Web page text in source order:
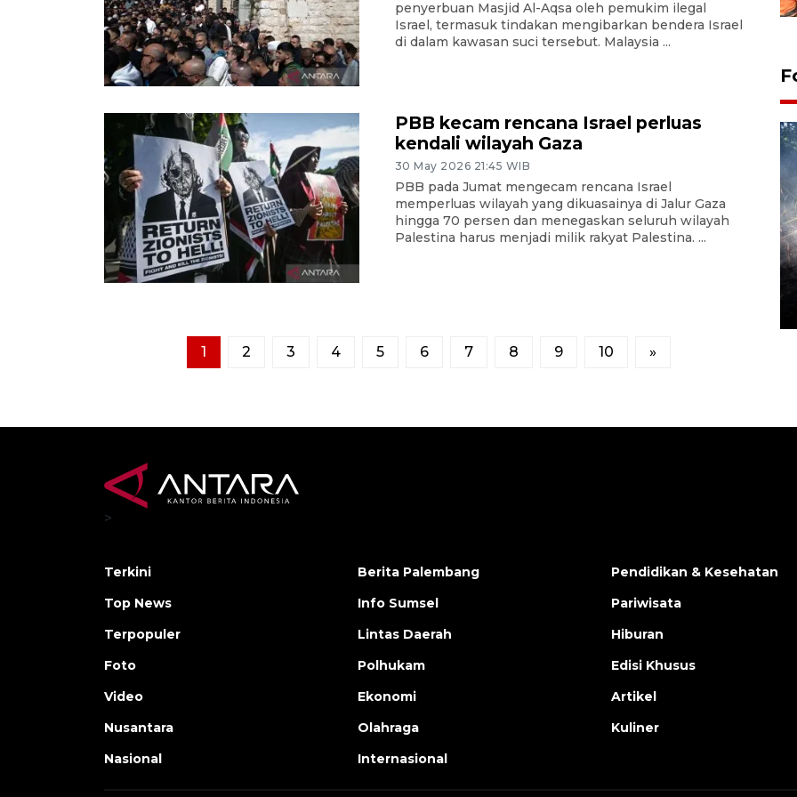
penyerbuan Masjid Al-Aqsa oleh pemukim ilegal
Israel, termasuk tindakan mengibarkan bendera Israel
di dalam kawasan suci tersebut. Malaysia ...
PBB kecam rencana Israel perluas
kendali wilayah Gaza
30 May 2026 21:45 WIB
PBB pada Jumat mengecam rencana Israel
memperluas wilayah yang dikuasainya di Jalur Gaza
hingga 70 persen dan menegaskan seluruh wilayah
Palestina harus menjadi milik rakyat Palestina. ...
1 2 3 4 5 6 7 8 9 10 »
>
Terkini
Top News
Terpopuler
Foto
Video
Nusantara
Nasional
Berita Palembang
Info Sumsel
Lintas Daerah
Polhukam
Ekonomi
Olahraga
Internasional
Pendidikan & Kesehatan
Pariwisata
Hiburan
Edisi Khusus
Artikel
Kuliner